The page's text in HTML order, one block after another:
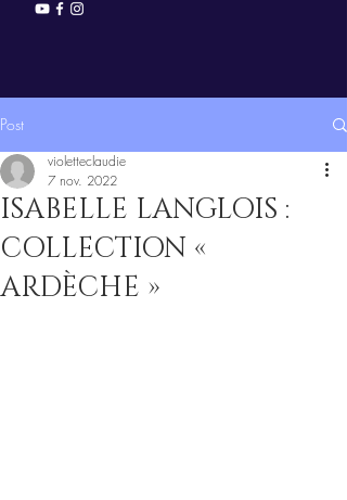
Post
ISABELLE LANGLOIS :
COLLECTION «
ARDÈCHE »
violetteclaudie
7 nov. 2022